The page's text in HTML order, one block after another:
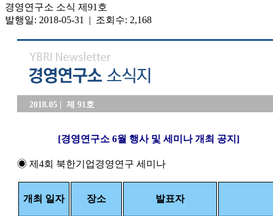
경영연구소 소식 제91호
발행일: 2018-05-31 | 조회수: 2,168
2018.05 | 제 91호
[경영연구소 6월 행사 및 세미나 개최 공지]
◉ 제4회 북한기업경영연구 세미나
개최 일자 장소 발표자